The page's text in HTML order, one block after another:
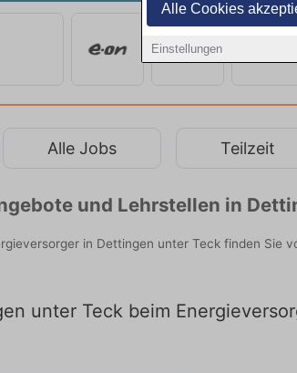
Alle Cookies
Einstellungen
Alle Jobs Teilzeit
und Lehrstellen in
in Dettingen unter Teck finden
unter Teck beim